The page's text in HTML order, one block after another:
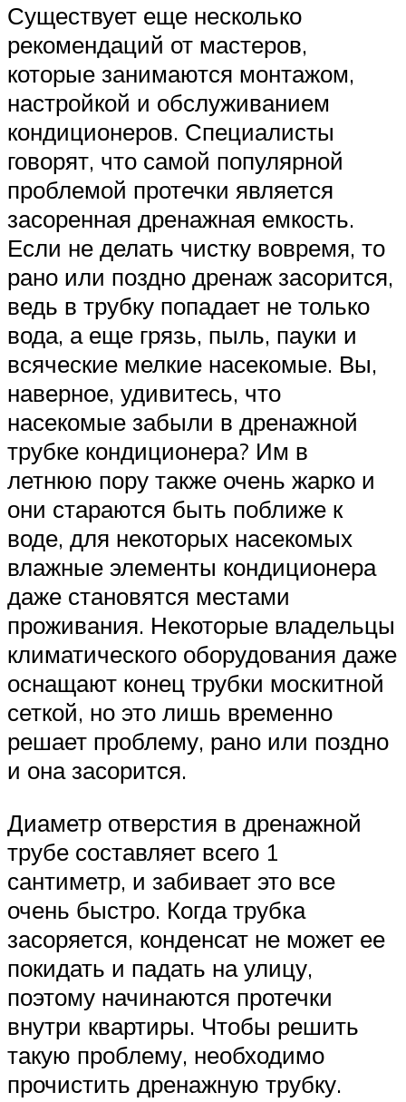
Существует еще несколько
рекомендаций от мастеров,
которые занимаются монтажом,
настройкой и обслуживанием
кондиционеров. Специалисты
говорят, что самой популярной
проблемой протечки является
засоренная дренажная емкость.
Если не делать чистку вовремя, то
рано или поздно дренаж засорится,
ведь в трубку попадает не только
вода, а еще грязь, пыль, пауки и
всяческие мелкие насекомые. Вы,
наверное, удивитесь, что
насекомые забыли в дренажной
трубке кондиционера? Им в
летнюю пору также очень жарко и
они стараются быть поближе к
воде, для некоторых насекомых
влажные элементы кондиционера
даже становятся местами
проживания. Некоторые владельцы
климатического оборудования даже
оснащают конец трубки москитной
сеткой, но это лишь временно
решает проблему, рано или поздно
и она засорится.
Диаметр отверстия в дренажной
трубе составляет всего 1
сантиметр, и забивает это все
очень быстро. Когда трубка
засоряется, конденсат не может ее
покидать и падать на улицу,
поэтому начинаются протечки
внутри квартиры. Чтобы решить
такую проблему, необходимо
прочистить дренажную трубку.